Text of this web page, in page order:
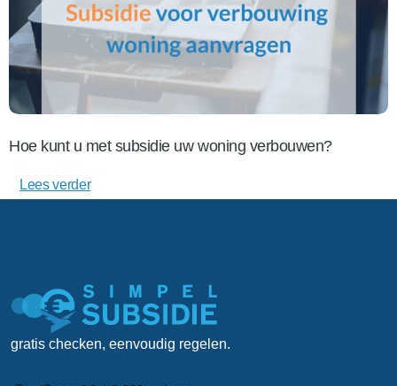
Hoe kunt u met subsidie uw woning verbouwen?
Lees verder
gratis checken, eenvoudig regelen.